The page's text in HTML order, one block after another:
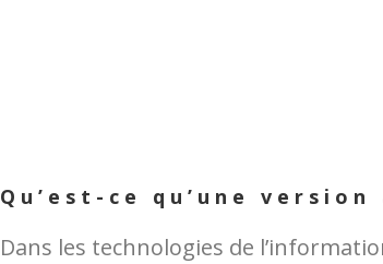
Qu’est-ce qu’une
Dans les technologies de